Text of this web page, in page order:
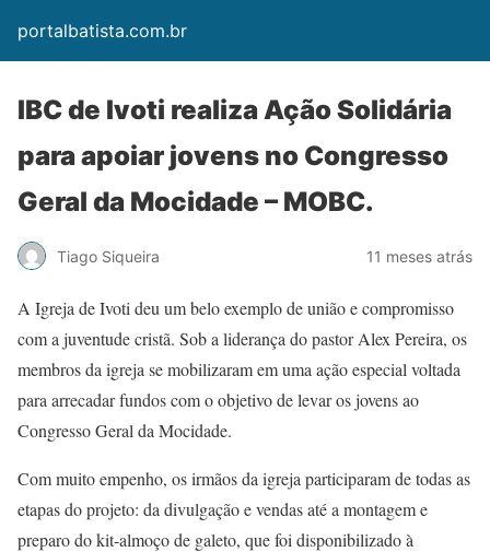
portalbatista.com.br
IBC de Ivoti realiza Ação Solidária
para apoiar jovens no Congresso
Geral da Mocidade – MOBC.
Tiago Siqueira 11 meses atrás
A Igreja de Ivoti deu um belo exemplo de união e compromisso
com a juventude cristã. Sob a liderança do pastor Alex Pereira, os
membros da igreja se mobilizaram em uma ação especial voltada
para arrecadar fundos com o objetivo de levar os jovens ao
Congresso Geral da Mocidade.
Com muito empenho, os irmãos da igreja participaram de todas as
etapas do projeto: da divulgação e vendas até a montagem e
preparo do kit-almoço de galeto, que foi disponibilizado à